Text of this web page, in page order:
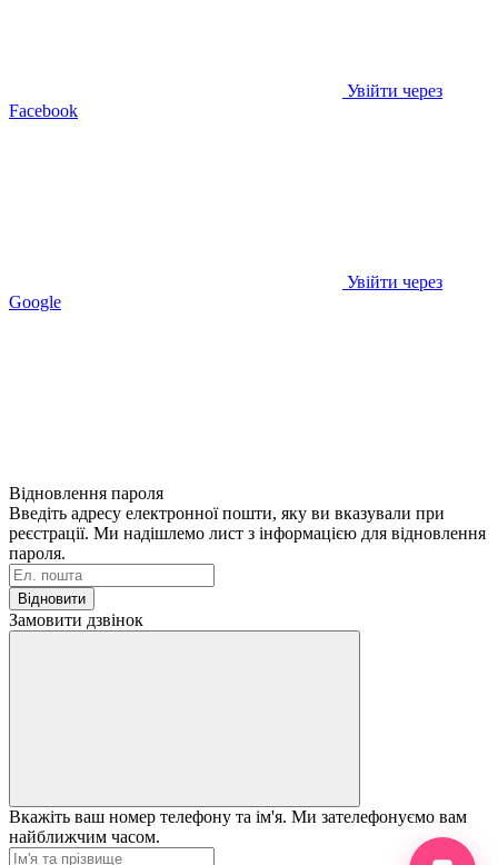
Увійти через
Facebook
Увійти через
Google
Відновлення пароля
Введіть адресу електронної пошти, яку ви вказували при
реєстрації. Ми надішлемо лист з інформацією для відновлення
пароля.
Відновити
Замовити дзвінок
Вкажіть ваш номер телефону та ім'я. Ми зателефонуємо вам
найближчим часом.